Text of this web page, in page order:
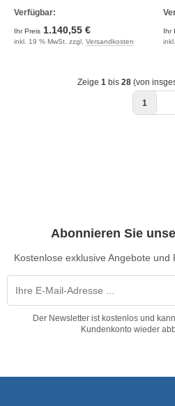
Verfügbar:
Ihr Preis 1.140,55 €
inkl. 19 % MwSt. zzgl. Versandkosten
Ihr
Zeige 1bis 28(von
1
Abonnieren Sie
Kostenlose exklusive Angebote
Der Newsletter ist kostenlos und
Kundenkonto wieder